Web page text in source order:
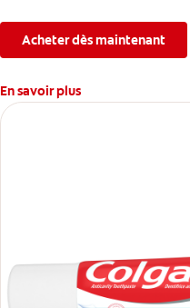
Acheter dès maintenant
En savoir plus